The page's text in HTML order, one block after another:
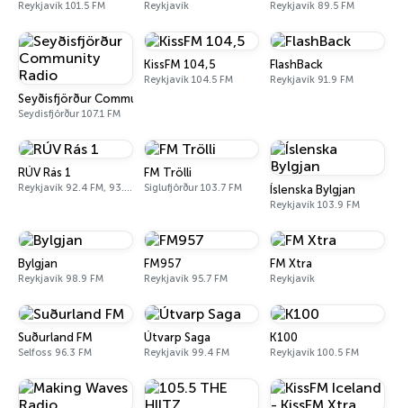
Reykjavík 101.5 FM Reykjavík Reykjavík 89.5 FM
Seyðisfjörður Community Radio
Seydisfjörður 107.1 FM
KissFM 104,5
Reykjavík 104.5 FM
FlashBack
Reykjavík 91.9 FM
RÚV Rás 1
Reykjavík 92.4 FM, 93.5 FM
FM Trölli
Siglufjörður 103.7 FM Íslenska Bylgjan
Reykjavík 103.9 FM
Bylgjan
Reykjavík 98.9 FM
FM957
Reykjavík 95.7 FM
FM Xtra
Reykjavík
Suðurland FM
Selfoss 96.3 FM
Útvarp Saga
Reykjavík 99.4 FM
K100
Reykjavík 100.5 FM